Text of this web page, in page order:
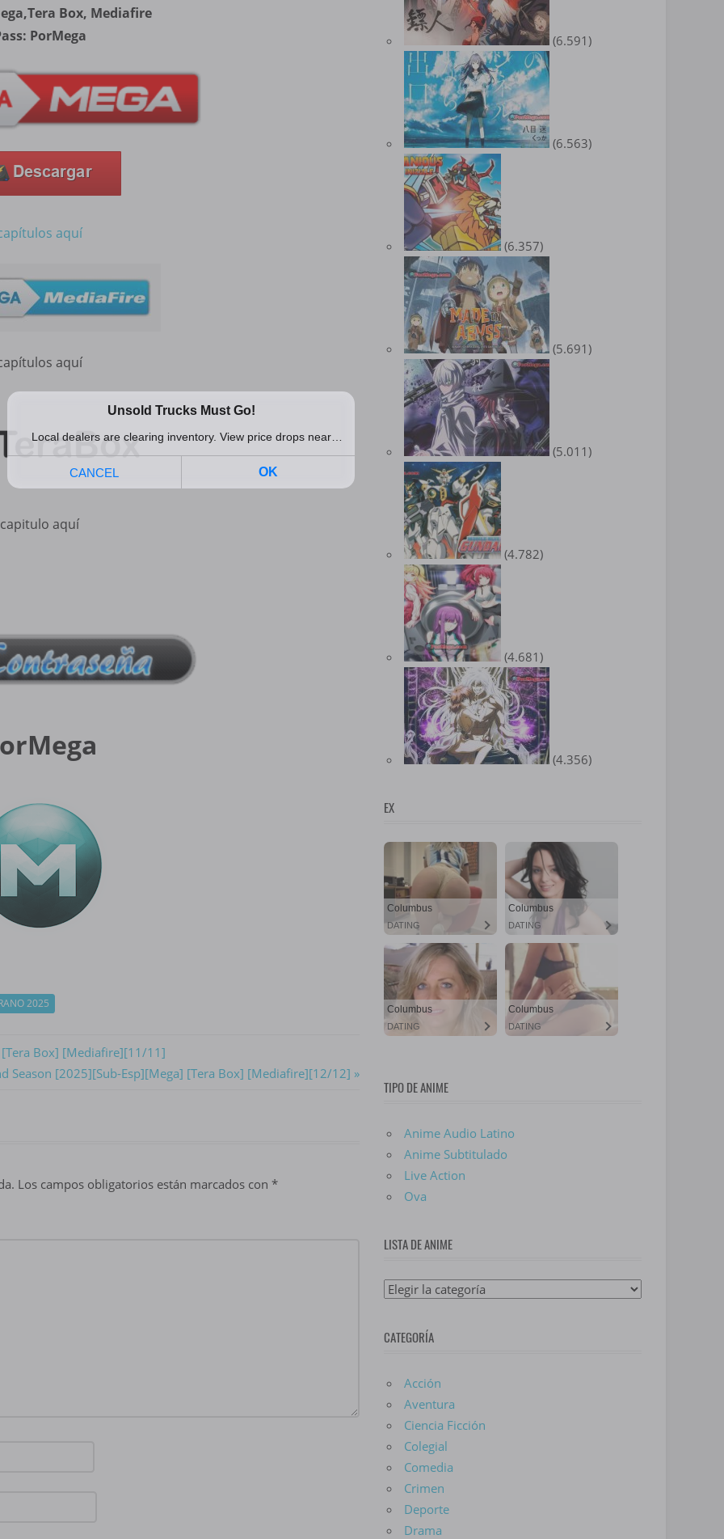
Box, Mediafire
PorMega
aquí
aquí
capitulo aquí
2025
Box] [Mediafire][11/11]
Season [2025][Sub-Esp][Mega] [Tera Box] [Mediafire][12/12]
Los campos obligatorios están marcados con *
(6.591)
(6.563)
(6.357)
(5.691)
(5.011)
(4.782)
(4.681)
(4.356)
EX
TIPO DE ANIME
Anime Audio Latino
Anime Subtitulado
Live Action
Ova
LISTA DE ANIME
Lista
Anime
CATEGORÍA
Acción
Aventura
Ciencia Ficción
Colegial
Comedia
Crimen
Deporte
Drama